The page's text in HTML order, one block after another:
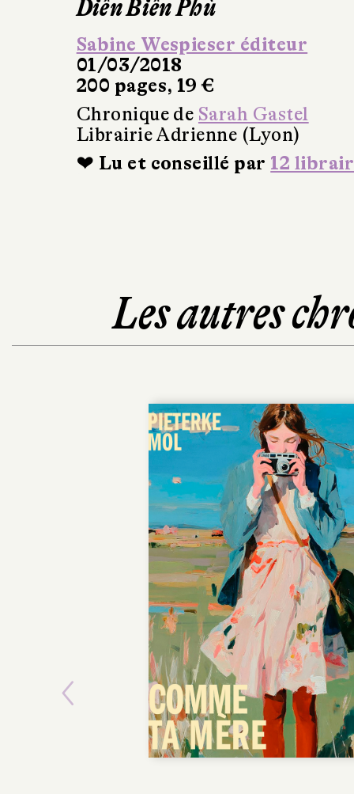
Diên Biên Phù
Sabine Wespieser éditeur
01/03/2018
200 pages, 19 €
Chronique de Sarah Gastel
Librairie Adrienne (Lyon)
❤ Lu et conseillé par 12
Les autres
Previous